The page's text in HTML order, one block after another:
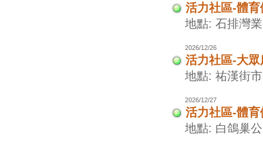
活力社區-體
地點: 石排灣
2026/12/26
活力社區-大眾
地點: 祐漢街
2026/12/27
活力社區-體
地點: 白鴿巢